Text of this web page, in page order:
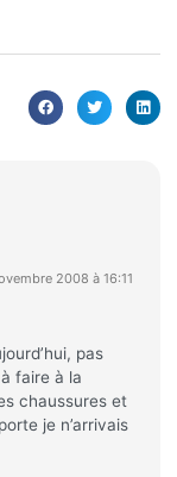
2008 à 16:11
pas
faire à la
chaussures et
je n’arrivais